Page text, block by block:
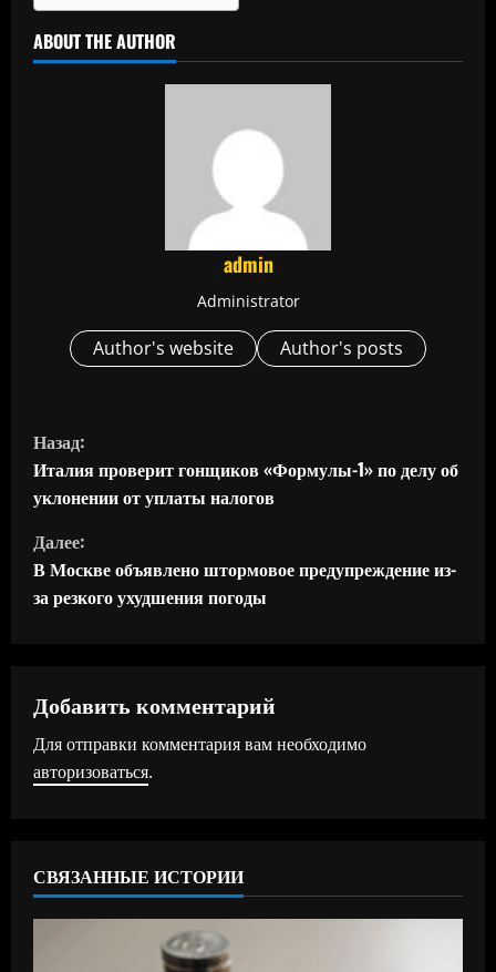
ABOUT THE AUTHOR
admin
Administrator
Author's website Author's posts
П
р
о
д
о
ж
и
ч
Назад:
Италия проверит гонщиков «Формулы-1» по делу об
уклонении от уплаты налогов
Далее:
В Москве объявлено штормовое предупреждение из-
за резкого ухудшения погоды
Добавить комментарий
Для отправки комментария вам необходимо
авторизоваться.
СВЯЗАННЫЕ ИСТОРИИ